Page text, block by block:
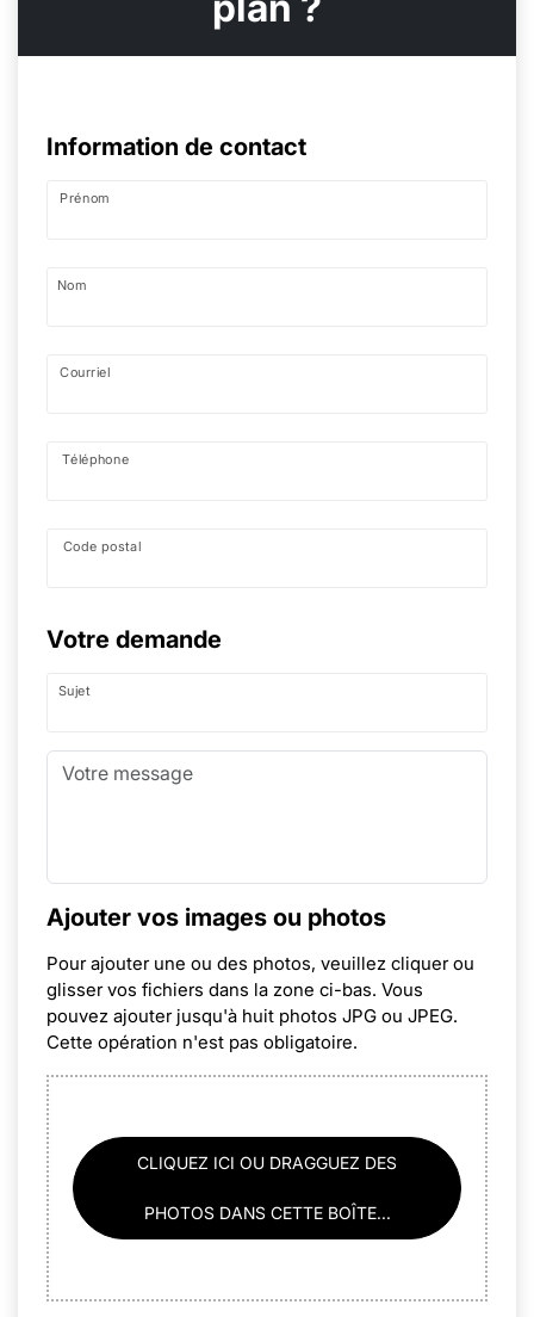
Information de contact
Prénom
Nom
Courriel
Téléphone
Code postal
Votre demande
Sujet
Ajouter vos images ou photos
Pour ajouter une ou des photos, veuillez cliquer ou
glisser vos fichiers dans la zone ci-bas. Vous
pouvez ajouter jusqu'à huit photos JPG ou JPEG.
Cette opération n'est pas obligatoire.
CLIQUEZ ICI OU DRAGGUEZ DES
PHOTOS DANS CETTE BOÎTE...